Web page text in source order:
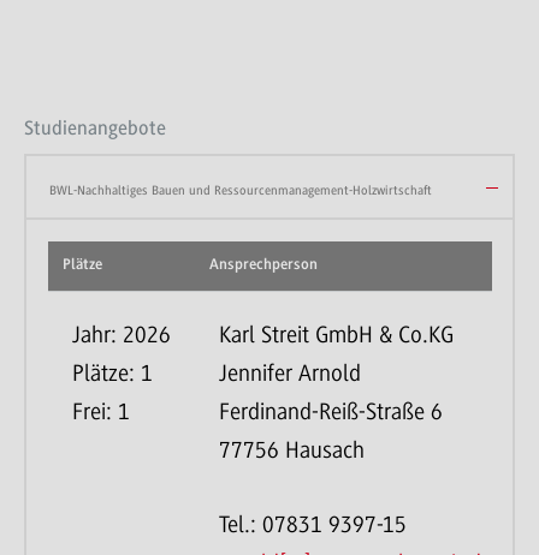
Studienangebote
BWL-Nachhaltiges Bauen und Ressourcenmanagement-Holzwirtschaft
Plätze Ansprechperson
Jahr: 2026
Plätze: 1
Frei: 1
Karl Streit GmbH & Co.KG
Jennifer Arnold
Ferdinand-Reiß-Straße 6
77756 Hausach
Tel.: 07831 9397-15